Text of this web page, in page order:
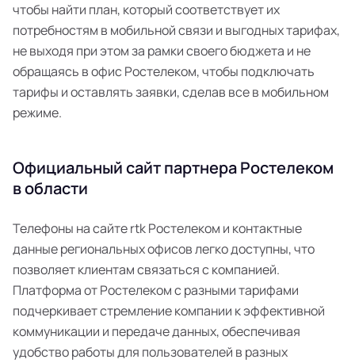
чтобы найти план, который соответствует их
потребностям в мобильной связи и выгодных тарифах,
не выходя при этом за рамки своего бюджета и не
обращаясь в офис Ростелеком, чтобы подключать
тарифы и оставлять заявки, сделав все в мобильном
режиме.
Официальный сайт партнера Ростелеком
в области
Телефоны на сайте rtk Ростелеком и контактные
данные региональных офисов легко доступны, что
позволяет клиентам связаться с компанией.
Платформа от Ростелеком с разными тарифами
подчеркивает стремление компании к эффективной
коммуникации и передаче данных, обеспечивая
удобство работы для пользователей в разных